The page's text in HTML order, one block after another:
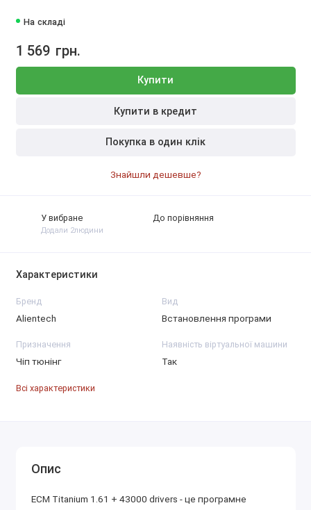
На складі
1 569 грн.
Купити
Купити в кредит
Покупка в один клік
Знайшли дешевше?
У вибране
Додали 2людини
До порівняння
Характеристики
Бренд
Alientech
Вид
Встановлення програми
Призначення
Чіп тюнінг
Наявність віртуальної машини
Так
Всі характеристики
Опис
ECM Titanium 1.61 + 43000 drivers - це програмне